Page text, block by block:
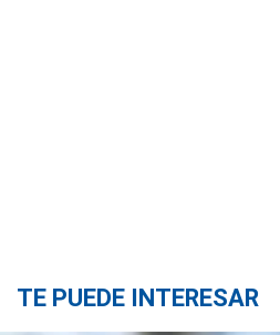
TE PUEDE INTERESAR